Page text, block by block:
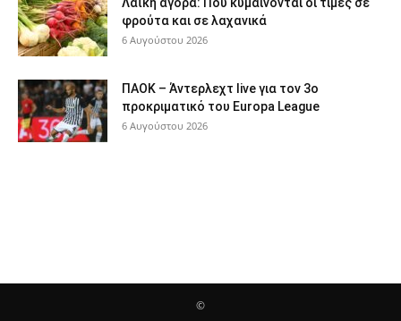
φρούτα και σε λαχανικά
6 Αυγούστου 2026
ΠΑΟΚ – Άντερλεχτ live για τον 3ο
προκριματικό του Europa League
6 Αυγούστου 2026
©